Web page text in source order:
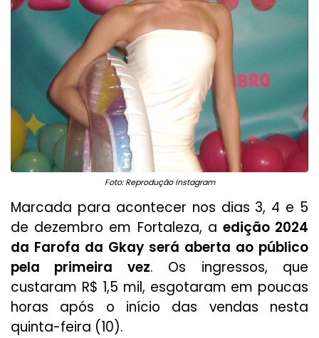
Foto: Reprodução Instagram
Marcada para acontecer nos dias 3, 4 e 5
de dezembro em Fortaleza, a edição 2024
da Farofa da Gkay será aberta ao público
pela primeira vez. Os ingressos, que
custaram R$ 1,5 mil, esgotaram em poucas
horas após o início das vendas nesta
quinta-feira (10).